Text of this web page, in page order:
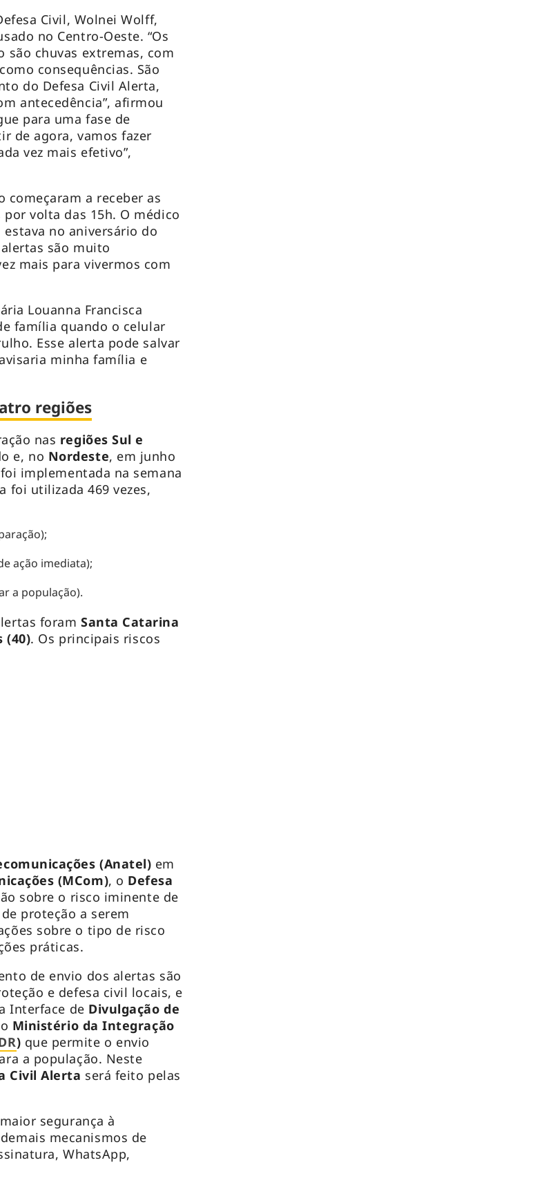
Civil, Wolnei Wolff,
no Centro-Oeste. “Os
são chuvas extremas, com
consequências. São
do Defesa Civil Alerta,
antecedência”, afirmou
para uma fase de
de agora, vamos fazer
vez mais efetivo”,
começaram a receber as
volta das 15h. O médico
estava no aniversário do
são muito
mais para vivermos com
Louanna Francisca
família quando o celular
Esse alerta pode salvar
minha família e
regiões
nas regiões Sul e
e, no Nordeste, em junho
implementada na semana
foi utilizada 469 vezes,
ação imediata);
a população).
foram Santa Catarina
(40). Os principais riscos
(Anatel) em
(MCom), o Defesa
sobre o risco iminente de
proteção a serem
sobre o tipo de risco
práticas.
de envio dos alertas são
e defesa civil locais, e
Interface de Divulgação de
Ministério da Integração
) que permite o envio
a população. Neste
Civil Alerta será feito pelas
segurança à
mecanismos de
WhatsApp,